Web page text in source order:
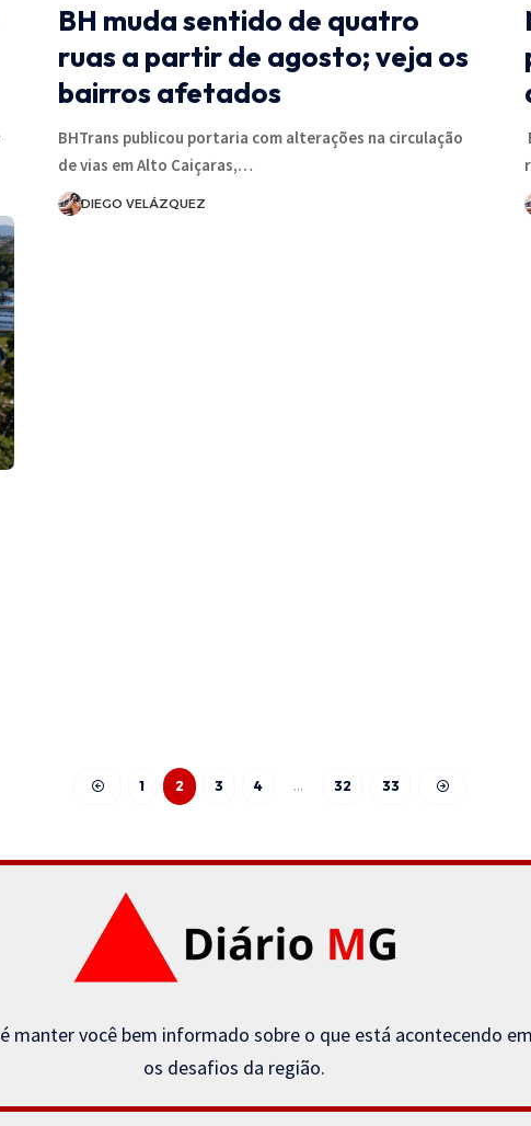
BH muda sentido de quatro
ruas a partir de agosto; veja os
bairros afetados
BHTrans publicou portaria com alterações na circulação
de vias em Alto Caiçaras,…
DIEGO VELÁZQUEZ
1 2 3 4 … 32 33
você bem informado sobre o que está acontecendo
os desafios da região.